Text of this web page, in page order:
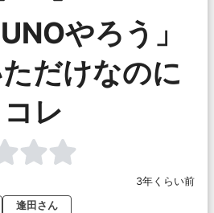
やろう」
だけなのに
コレ
3年くらい前
逢田さん